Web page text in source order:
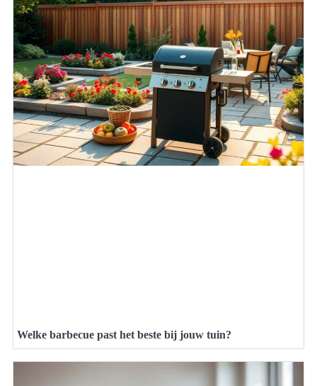
Welke barbecue past het beste bij jouw tuin?